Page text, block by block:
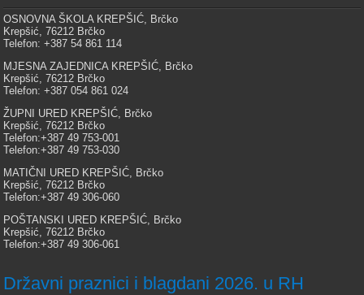
OSNOVNA ŠKOLA KREPŠIĆ, Brčko
Krepšić, 76212 Brčko
Telefon: +387 54 861 114
MJESNA ZAJEDNICA KREPŠIĆ, Brčko
Krepšić, 76212 Brčko
Telefon: +387 054 861 024
ŽUPNI URED KREPŠIĆ, Brčko
Krepšić, 76212 Brčko
Telefon:+387 49 753-001
Telefon:+387 49 753-030
MATIČNI URED KREPŠIĆ, Brčko
Krepšić, 76212 Brčko
Telefon:+387 49 306-060
POŠTANSKI URED KREPŠIĆ, Brčko
Krepšić, 76212 Brčko
Telefon:+387 49 306-061
Državni praznici i blagdani 2026. u RH